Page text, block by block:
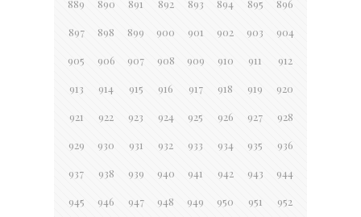
889 890 891 892 893 894 895 896
897 898 899 900 901 902 903 904
905 906 907 908 909 910 911 912
913 914 915 916 917 918 919 920
921 922 923 924 925 926 927 928
929 930 931 932 933 934 935 936
937 938 939 940 941 942 943 944
945 946 947 948 949 950 951 952